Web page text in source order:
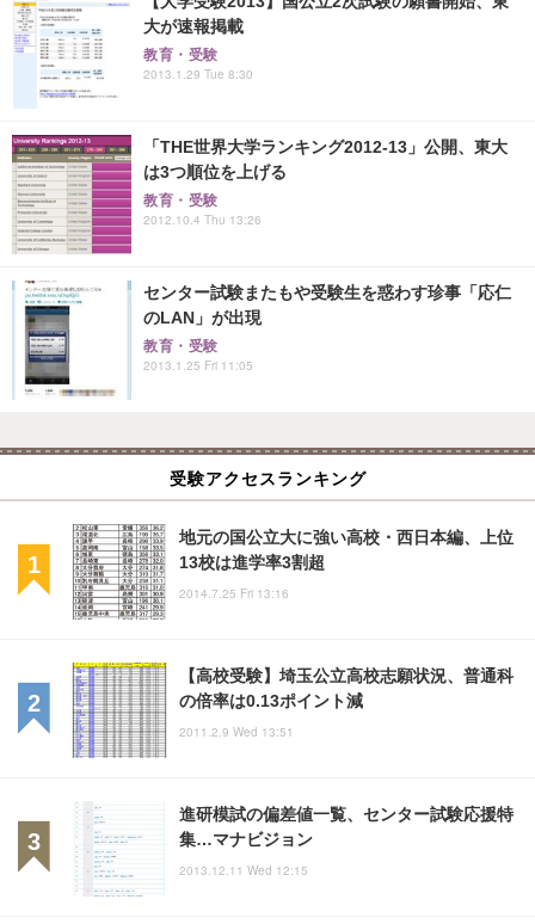
大が速報掲載
教育・受験
2013.1.29 Tue 8:30
「THE世界大学ランキング2012-13」公開、東大
は3つ順位を上げる
教育・受験
2012.10.4 Thu 13:26
センター試験またもや受験生を惑わす珍事「応仁
のLAN」が出現
教育・受験
2013.1.25 Fri 11:05
受験アクセスランキング
地元の国公立大に強い高校・西日本編、上位
13校は進学率3割超
2014.7.25 Fri 13:16
【高校受験】埼玉公立高校志願状況、普通科
の倍率は0.13ポイント減
2011.2.9 Wed 13:51
進研模試の偏差値一覧、センター試験応援特
集…マナビジョン
2013.12.11 Wed 12:15